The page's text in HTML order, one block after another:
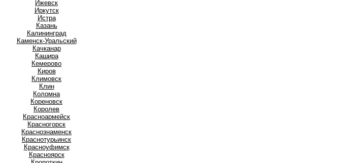
Ижевск
Иркутск
Истра
Казань
Калининград
Каменск-Уральский
Качканар
Кашира
Кемерово
Киров
Климовск
Клин
Коломна
Кореновск
Королев
Красноармейск
Красногорск
Краснознаменск
Краснотурьинск
Красноуфимск
Красноярск